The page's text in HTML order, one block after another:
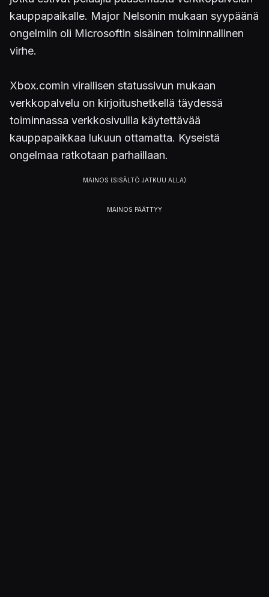
kauppapaikalle. Major Nelsonin mukaan syypäänä
ongelmiin oli Microsoftin sisäinen toiminnallinen
virhe.
Xbox.comin virallisen statussivun mukaan
verkkopalvelu on kirjoitushetkellä täydessä
toiminnassa verkkosivuilla käytettävää
kauppapaikkaa lukuun ottamatta. Kyseistä
ongelmaa ratkotaan parhaillaan.